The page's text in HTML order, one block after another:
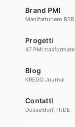
Brand PMI
Manifatturiero B2B
Progetti
47 PMI trasformate
Blog
KREDO Journal
Contatti
Düsseldorf, IT/DE